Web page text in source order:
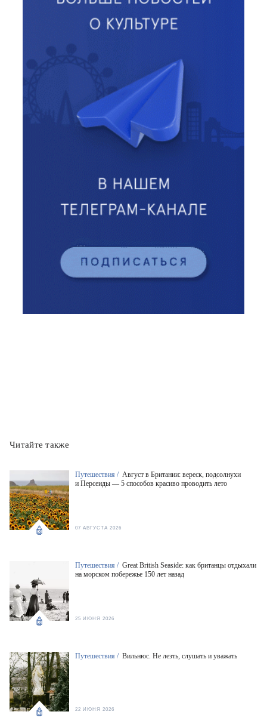
Читайте также
Путешествия / Август в Британии: вереск, подсолнухи
и Персеиды — 5 способов красиво проводить лето
07 АВГУСТА 2026
Путешествия / Great British Seaside: как британцы отдыхали
на морском побережье 150 лет назад
25 ИЮНЯ 2026
Путешествия / Вильнюс. Не лезть, слушать и уважать
22 ИЮНЯ 2026